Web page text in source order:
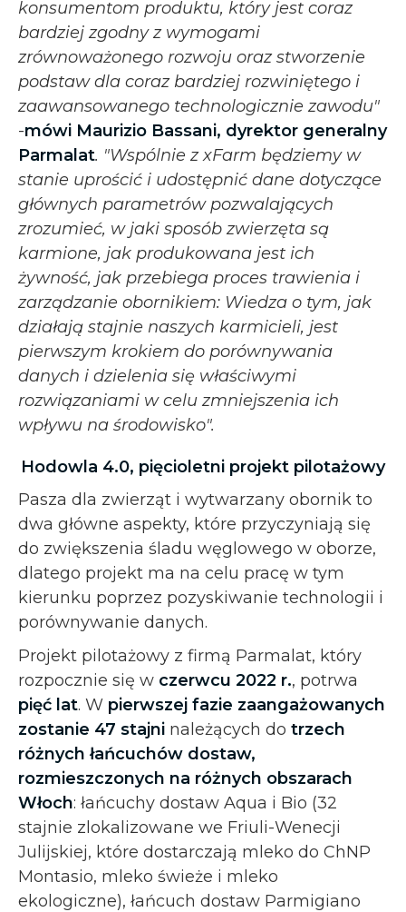
konsumentom produktu, który jest coraz
bardziej zgodny z wymogami
zrównoważonego rozwoju oraz stworzenie
podstaw dla coraz bardziej rozwiniętego i
zaawansowanego technologicznie zawodu"
-mówi Maurizio Bassani, dyrektor generalny
Parmalat. "Wspólnie z xFarm będziemy w
stanie uprościć i udostępnić dane dotyczące
głównych parametrów pozwalających
zrozumieć, w jaki sposób zwierzęta są
karmione, jak produkowana jest ich
żywność, jak przebiega proces trawienia i
zarządzanie obornikiem: Wiedza o tym, jak
działają stajnie naszych karmicieli, jest
pierwszym krokiem do porównywania
danych i dzielenia się właściwymi
rozwiązaniami w celu zmniejszenia ich
wpływu na środowisko".
Hodowla 4.0, pięcioletni projekt pilotażowy
Pasza dla zwierząt i wytwarzany obornik to
dwa główne aspekty, które przyczyniają się
do zwiększenia śladu węglowego w oborze,
dlatego projekt ma na celu pracę w tym
kierunku poprzez pozyskiwanie technologii i
porównywanie danych.
Projekt pilotażowy z firmą Parmalat, który
rozpocznie się w czerwcu 2022 r., potrwa
pięć lat. W pierwszej fazie zaangażowanych
zostanie 47 stajni należących do trzech
różnych łańcuchów dostaw,
rozmieszczonych na różnych obszarach
Włoch: łańcuchy dostaw Aqua i Bio (32
stajnie zlokalizowane we Friuli-Wenecji
Julijskiej, które dostarczają mleko do ChNP
Montasio, mleko świeże i mleko
ekologiczne), łańcuch dostaw Parmigiano